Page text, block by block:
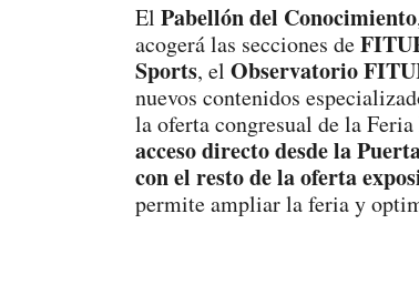
El Pabellón del Conocimiento
acogerá las secciones de
Sports, el Observatorio
nuevos contenidos
la oferta congresual de la
acceso directo desde la
con el resto de la oferta
permite ampliar la feria y